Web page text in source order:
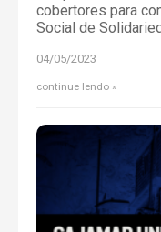
cobertores para
Social de
04/05/2023
continue lendo